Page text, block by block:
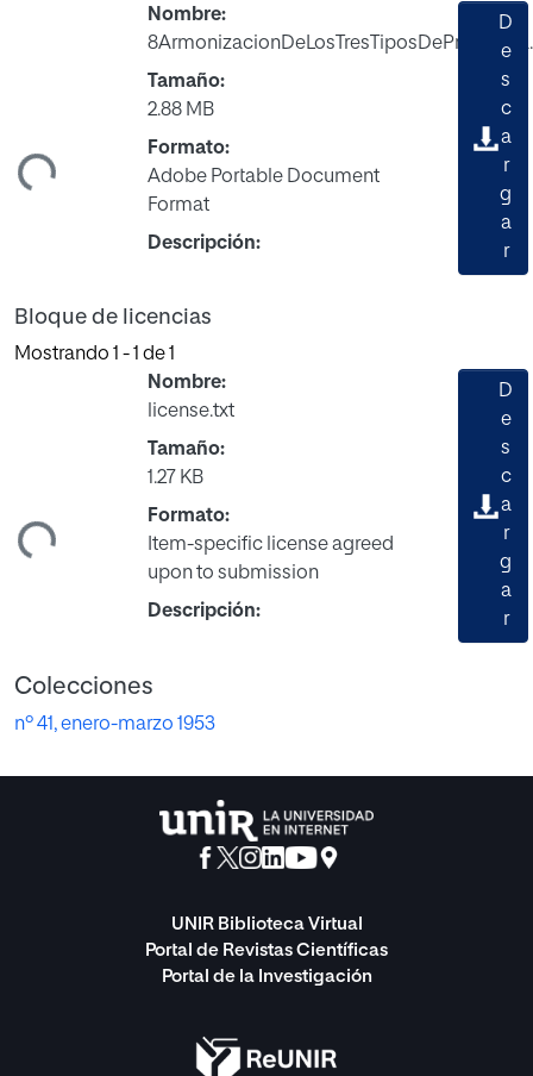
Nombre:
Tamaño:
2.88 MB
Formato:
Adobe Portable Document
Format
Descripción:
D
e
s
c
a
r
g
a
r
Bloque de licencias
Mostrando 1 - 1 de 1
Nombre:
license.txt
Tamaño:
1.27 KB
Formato:
Item-specific license agreed
upon to submission
Descripción:
D
e
s
c
a
r
g
a
r
Colecciones
nº 41, enero-marzo 1953
UNIR Biblioteca Virtual
Portal de Revistas Científicas
Portal de la Investigación